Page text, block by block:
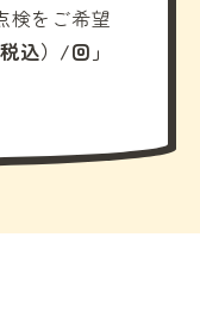
検をご希望
込）/回」